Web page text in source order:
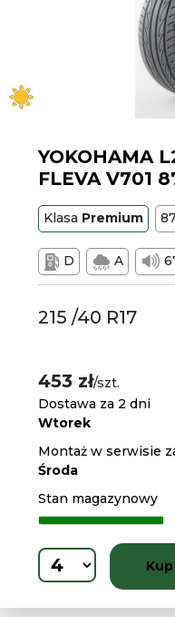
YOKOHAMA
FLEVA V701
Klasa Premium
D A
215 /40 R17
453 zł/szt.
Dostawa za 2 dni
Wtorek
Montaż w serwisie
Środa
Stan magazynowy
Kup